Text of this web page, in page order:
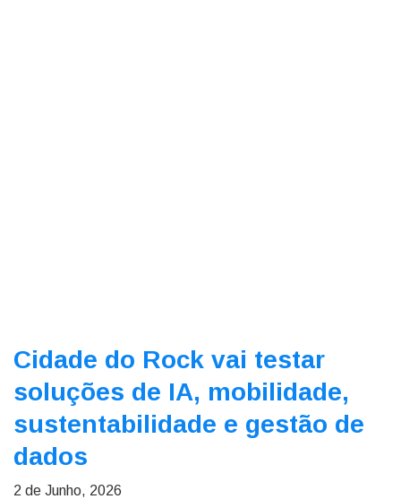
Cidade do Rock vai testar
soluções de IA, mobilidade,
sustentabilidade e gestão de
dados
2 de Junho, 2026